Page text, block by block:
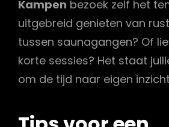
Kampen bezoek zelf het
uitgebreid genieten van
tussen saunagangen? Of
korte sessies? Het staat
om de tijd naar eigen